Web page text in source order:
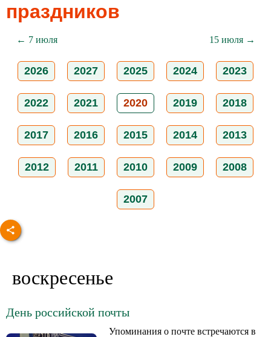
праздников
← 7 июля 15 июля →
2026 2027 2025 2024 2023
2022 2021 2020 2019 2018
2017 2016 2015 2014 2013
2012 2011 2010 2009 2008
2007
воскресенье
День российской почты
Упоминания о почте встречаются в